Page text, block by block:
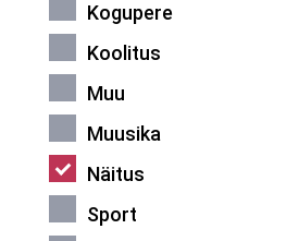
Kogupere
Koolitus
Muu
Muusika
Näitus
Sport